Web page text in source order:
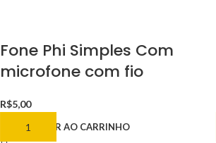
Fone Phi Simples Com
microfone com fio
R$5,00
ADICIONAR AO CARRINHO